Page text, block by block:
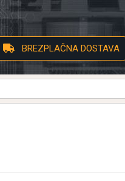
BREZPLAČNA DOSTAVA